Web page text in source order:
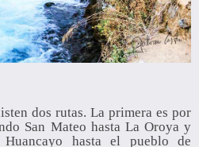
dos rutas. La primera es por
San Mateo hasta La Oroya y
hasta el pueblo de